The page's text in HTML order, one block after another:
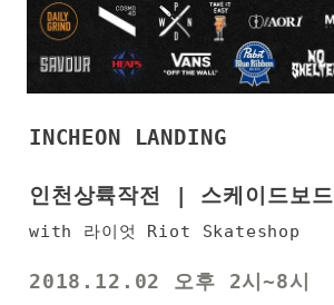
INCHEON LANDING
인천상륙작전 | 스케이드보드
with 라이엇 Riot Skateshop
2018.12.02 오후 2시~8시